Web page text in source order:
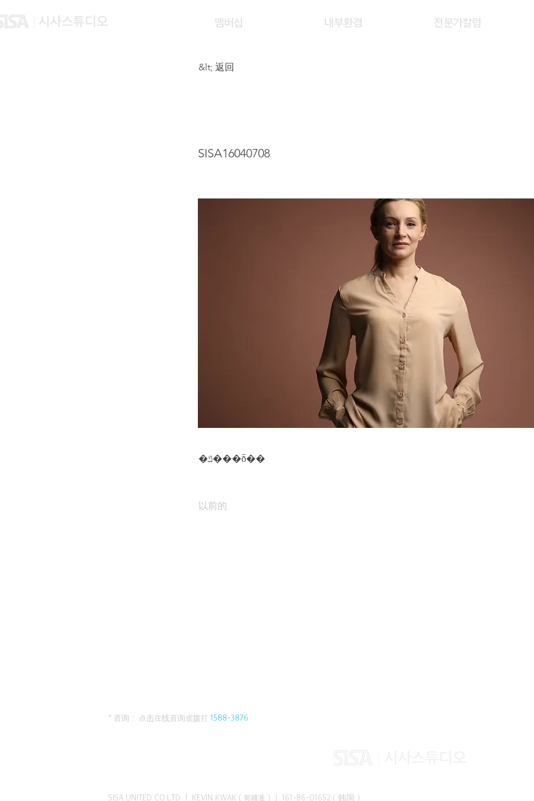
맴버십 내부환경 전문가칼럼
&lt; 返回
SISA16040708
�ݿ���ȭ��
以前的
* 咨询： 点击在线咨询或拨打 1588-3876
SISA UNITED CO.LTD I KEVIN KWAK（郭峰准）｜ 161-86-01652（韩国）